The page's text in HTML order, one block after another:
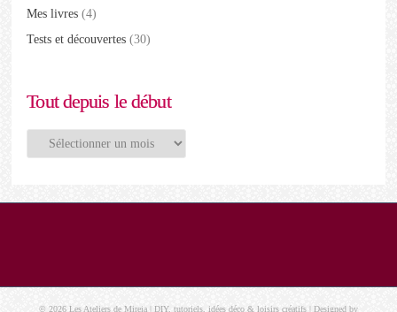
Mes livres (4)
Tests et découvertes (30)
Tout depuis le début
© 2026 Les Ateliers de Mireia | DIY, tutoriels, idées déco & loisirs créatifs | Designed by